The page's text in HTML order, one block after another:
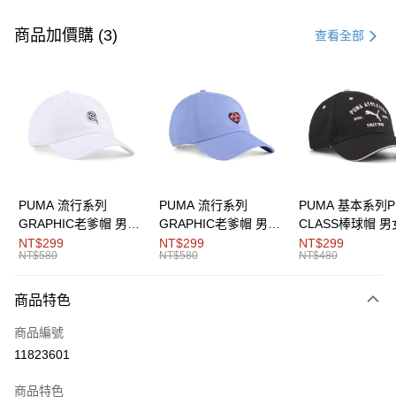
信用卡一次付款
Apple Pay
Google Pay
運送方式
每筆NT$150，滿NT$1,800(含以上)免運費
商品加價購 (3) 查看全部
PUMA 流行系列
GRAPHIC老爹帽 男女
共同
NT$299
NT$580
PUMA 流行系列
GRAPHIC老爹帽 男女
共同
NT$299
NT$580
PUMA 基本系列
CLASS棒球帽 男
同
NT$299
NT$480
商品特色
商品編號
11823601
商品特色